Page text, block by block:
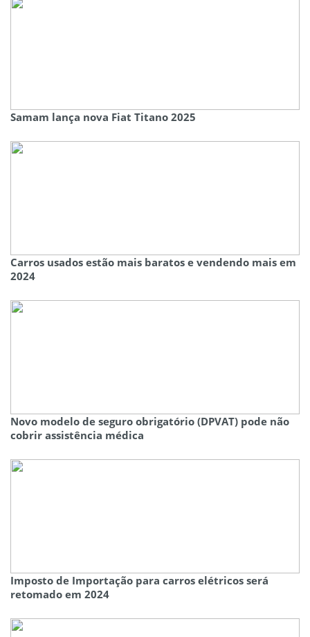
Samam lança nova Fiat Titano 2025
Carros usados estão mais baratos e vendendo mais em
2024
Novo modelo de seguro obrigatório (DPVAT) pode não
cobrir assistência médica
Imposto de Importação para carros elétricos será
retomado em 2024